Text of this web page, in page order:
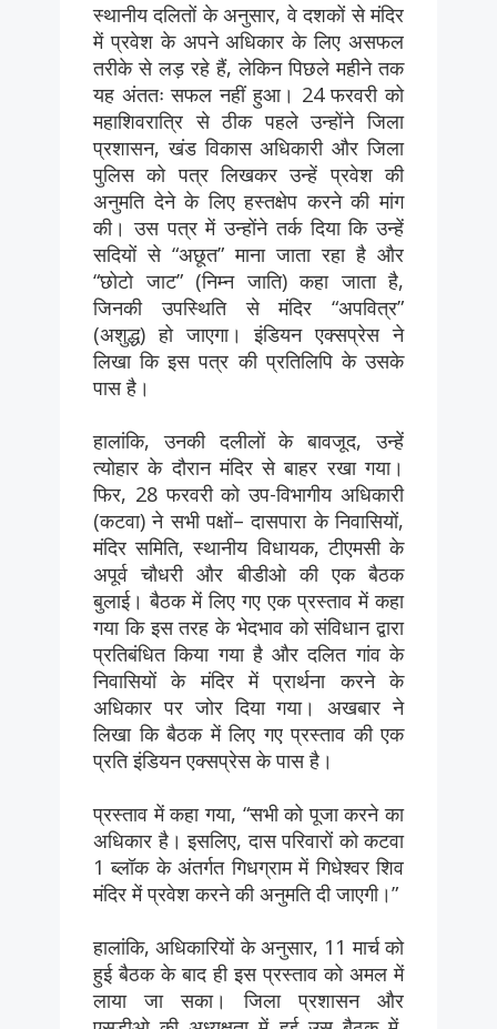
स्थानीय दलितों के अनुसार, वे दशकों से मंदिर
में प्रवेश के अपने अधिकार के लिए असफल
तरीके से लड़ रहे हैं, लेकिन पिछले महीने तक
यह अंततः सफल नहीं हुआ। 24 फरवरी को
महाशिवरात्रि से ठीक पहले उन्होंने जिला
प्रशासन, खंड विकास अधिकारी और जिला
पुलिस को पत्र लिखकर उन्हें प्रवेश की
अनुमति देने के लिए हस्तक्षेप करने की मांग
की। उस पत्र में उन्होंने तर्क दिया कि उन्हें
सदियों से “अछूत” माना जाता रहा है और
“छोटो जाट” (निम्न जाति) कहा जाता है,
जिनकी उपस्थिति से मंदिर “अपवित्र”
(अशुद्ध) हो जाएगा। इंडियन एक्सप्रेस ने
लिखा कि इस पत्र की प्रतिलिपि के उसके
पास है।
हालांकि, उनकी दलीलों के बावजूद, उन्हें
त्योहार के दौरान मंदिर से बाहर रखा गया।
फिर, 28 फरवरी को उप-विभागीय अधिकारी
(कटवा) ने सभी पक्षों– दासपारा के निवासियों,
मंदिर समिति, स्थानीय विधायक, टीएमसी के
अपूर्व चौधरी और बीडीओ की एक बैठक
बुलाई। बैठक में लिए गए एक प्रस्ताव में कहा
गया कि इस तरह के भेदभाव को संविधान द्वारा
प्रतिबंधित किया गया है और दलित गांव के
निवासियों के मंदिर में प्रार्थना करने के
अधिकार पर जोर दिया गया। अखबार ने
लिखा कि बैठक में लिए गए प्रस्ताव की एक
प्रति इंडियन एक्सप्रेस के पास है।
प्रस्ताव में कहा गया, “सभी को पूजा करने का
अधिकार है। इसलिए, दास परिवारों को कटवा
1 ब्लॉक के अंतर्गत गिधग्राम में गिधेश्वर शिव
मंदिर में प्रवेश करने की अनुमति दी जाएगी।”
हालांकि, अधिकारियों के अनुसार, 11 मार्च को
हुई बैठक के बाद ही इस प्रस्ताव को अमल में
लाया जा सका। जिला प्रशासन और